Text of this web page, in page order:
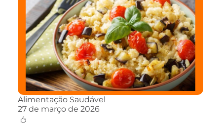
Alimentação Saudável
27 de março de 2026